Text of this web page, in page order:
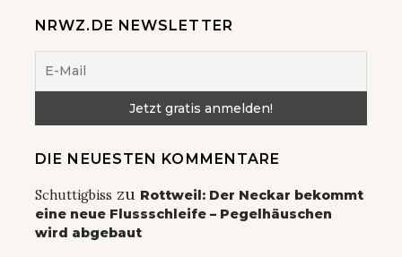
NRWZ.DE NEWSLETTER
DIE NEUESTEN KOMMENTARE
Schuttigbiss zu Rottweil: Der Neckar bekommt
eine neue Flussschleife – Pegelhäuschen
wird abgebaut